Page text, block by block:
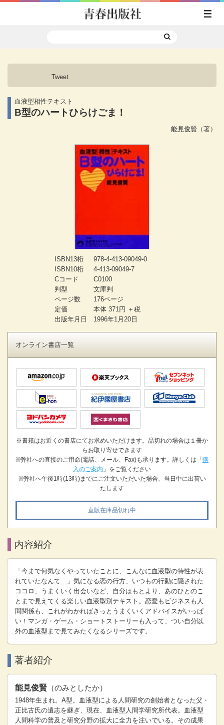
Tweet
血液型相性テキスト
B型のハートひらけごま！
能見俊賢 （著）
ISBN13桁
978-4-413-09049-0
ISBN10桁
4-413-09049-7
Cコード
C0100
判型
文庫判
ページ数
176ページ
定価
本体 371円 ＋税
出版年月日
1996年1月20日
オンライン書店一覧
※書籍はお近くの書店にてお求めいただけます。品切れの場合は１冊か
らお取り寄せできます
※弊社への直接のご用命(電話、メール、Fax)も承ります。詳しくは「 購
入のご案内 」をご覧ください
※弊社へ午後1時(13時)までにご注文いただいた場合、当日中に出荷い
たします
直販在庫品切れ中
内容紹介
「今まで何気なくやっていたことに、こんなに血液型の特性が表
れていたなんて…」気になる恋の行方、いつもの行動に隠された
ココロ、うまくいく出会いなど、自分はもとより、あのひとのこ
とまで見えてくる楽しい血液型別テキスト。恋愛もビジネスも人
間関係も、これがわかればきっとうまくいくアドバイスがいっぱ
い！マンガ・ゲーム・ショートストーリーも入って、つい自分以
外の血液型まで見てみたくなるシリーズです。
著者紹介
能見俊賢 （のみとしたか）
1948年生まれ。A型。血液型による人間研究の創始者となった父・
正比古氏の遺志を継ぎ、現在、血液型人間学研究所代表。血液型
人間科学の普及と研究分野の拡大に全力を注いでいる。その成果